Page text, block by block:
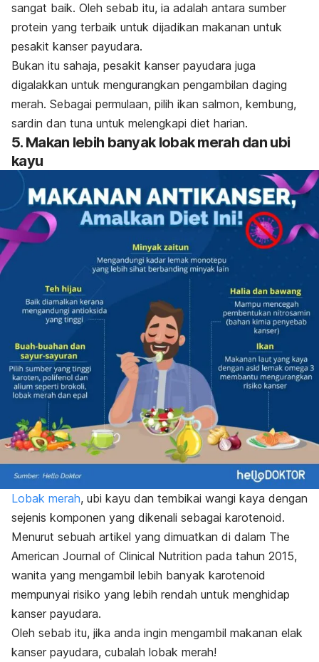
sangat baik. Oleh sebab itu, ia adalah antara sumber
protein yang terbaik untuk dijadikan makanan untuk
pesakit kanser payudara.
Bukan itu sahaja, pesakit kanser payudara juga
digalakkan untuk mengurangkan pengambilan daging
merah. Sebagai permulaan, pilih ikan salmon, kembung,
sardin dan tuna untuk melengkapi diet harian.
5. Makan lebih banyak lobak merah dan ubi
kayu
Lobak merah, ubi kayu dan tembikai wangi kaya dengan
sejenis komponen yang dikenali sebagai karotenoid.
Menurut sebuah artikel yang dimuatkan di dalam The
American Journal of Clinical Nutrition pada tahun 2015,
wanita yang mengambil lebih banyak karotenoid
mempunyai risiko yang lebih rendah untuk menghidap
kanser payudara.
Oleh sebab itu, jika anda ingin mengambil makanan elak
kanser payudara, cubalah lobak merah!